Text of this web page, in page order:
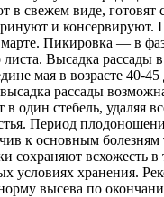
в свежем виде, готовят
и консервируют.
Пикировка — в
листа. Высадка
мая в возрасте 40-
рассады
один стебель, удаляя
Период
к основным болезням
сохраняют всхожесть в
условиях хранения.
высева по